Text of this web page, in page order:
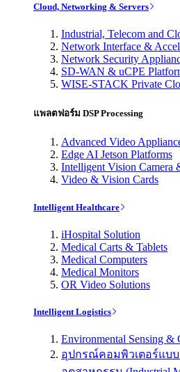
Cloud, Networking & Servers
Industrial, Telecom and
Network Interface &
Network Security
SD-WAN & uCPE
WISE-STACK Private
แพลตฟอร์ม DSP Processing
Advanced Video
Edge AI Jetson Platforms
Intelligent Vision Camera
Video & Vision Cards
Intelligent Healthcare
iHospital Solution
Medical Carts & Tablets
Medical Computers
Medical Monitors
OR Video Solutions
Intelligent Logistics
Environmental Sensing &
อุปกรณ์คอมพิวเตอร์แบ